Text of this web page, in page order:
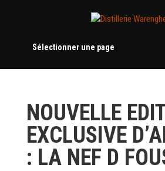
Sélectionner une page
NOUVELLE
EXCLUSIVE
: LA NEF D